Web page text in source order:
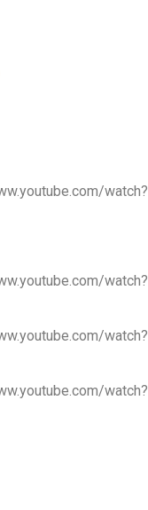
watch?
watch?
watch?
watch?